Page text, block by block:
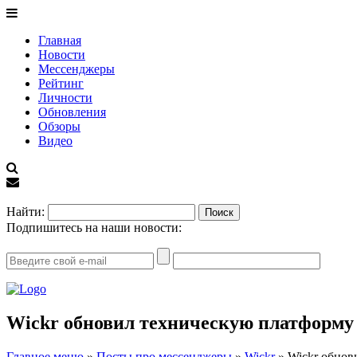
Главная
Новости
Мессенджеры
Рейтинг
Личности
Обновления
Обзоры
Видео
Найти:
Подпишитесь на наши новости:
Wickr обновил техническую платформу